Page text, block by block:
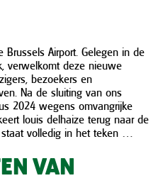
Airport. Gelegen in de
verwelkomt deze nieuwe
bezoekers en
Na de sluiting van ons
2024 wegens omvangrijke
louis delhaize terug naar de
staat volledig in het teken …
VAN